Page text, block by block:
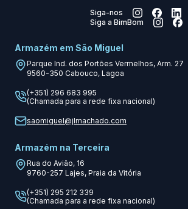
Siga-nos
Siga a BimBom
Armazém em São Miguel
Parque Ind. dos Portões Vermelhos, Arm. 27
9560-350 Cabouco, Lagoa
(+351) 296 683 995
(Chamada para a rede fixa nacional)
saomiguel@jlmachado.com
Armazém na Terceira
Rua do Avião, 16
9760-257 Lajes, Praia da Vitória
(+351) 295 212 339
(Chamada para a rede fixa nacional)